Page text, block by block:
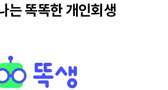
는 똑똑한 개인회생